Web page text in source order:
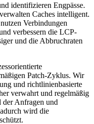
identifizieren Engpässe.
Caches intelligent.
Verbindungen
verbessern die LCP-
und die Abbruchraten
Patch-Zyklus. Wir
und richtlinienbasierte
verwahrt und regelmäßig
der Anfragen und
wird die